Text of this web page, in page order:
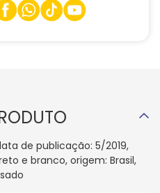
de publicação: 5/2019,
e branco, origem: Brasil,